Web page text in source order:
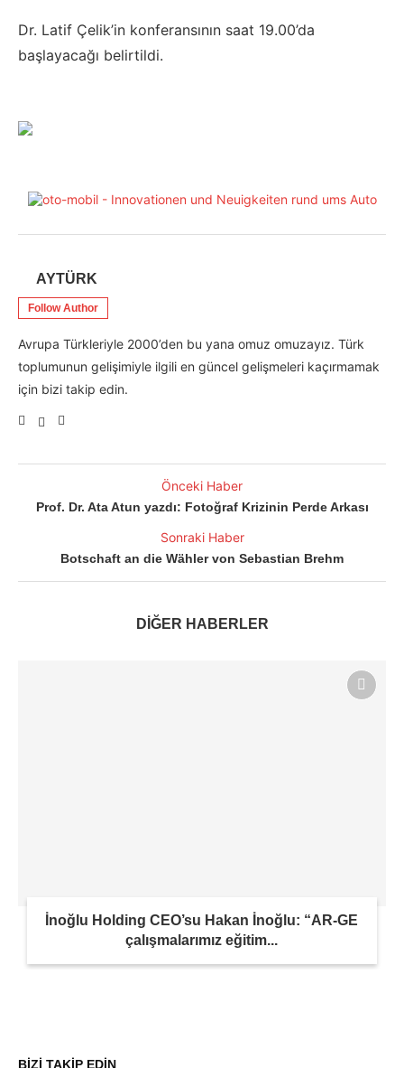
Dr. Latif Çelik’in konferansının saat 19.00’da
başlayacağı belirtildi.
AYTÜRK
Follow Author
Avrupa Türkleriyle 2000’den bu yana omuz omuzayız. Türk
toplumunun gelişimiyle ilgili en güncel gelişmeleri kaçırmamak
için bizi takip edin.
Önceki Haber
Prof. Dr. Ata Atun yazdı: Fotoğraf Krizinin Perde Arkası
Sonraki Haber
Botschaft an die Wähler von Sebastian Brehm
DİĞER HABERLER
İnoğlu Holding CEO’su Hakan İnoğlu: “AR-GE
çalışmalarımız eğitim...
BİZİ TAKİP EDİN